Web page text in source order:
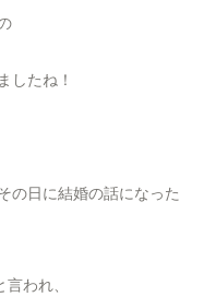
したね！
の日に結婚の話になった
われ、